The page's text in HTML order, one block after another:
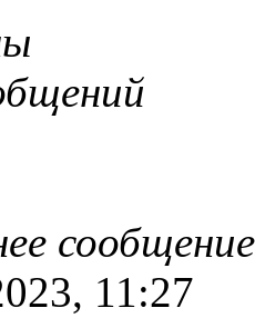
сообщение
11:27